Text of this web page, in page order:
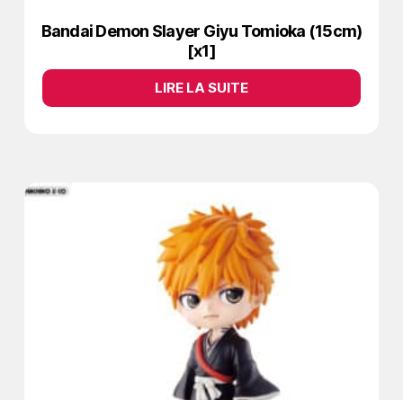
Bandai Demon Slayer Giyu Tomioka (15cm)
[x1]
LIRE LA SUITE